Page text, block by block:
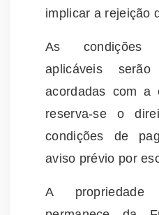
implicar a rejeição
As condições
aplicáveis
acordadas com a
reserva-se o
condições de
aviso prévio por
A propriedade